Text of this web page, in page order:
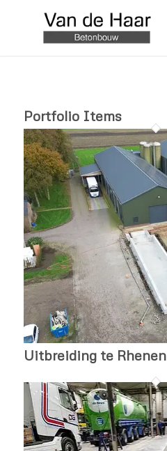
Portfolio Items
Uitbreiding te Rhenen